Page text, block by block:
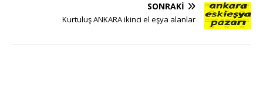
SONRAKI
Kurtuluş ANKARA ikinci el eşya alanlar